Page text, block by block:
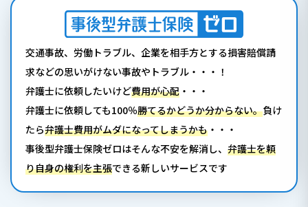
交通事故、労働トラブル、企業を相手方とする損害賠償請
求などの思いがけない事故やトラブル・・・！
弁護士に依頼したいけど費用が心配 ・・・
弁護士に依頼しても100％勝てるかどうか分からない。負け
たら弁護士費用がムダになってしまうかも ・・・
事後型弁護士保険ゼロはそんな不安を解消し、 弁護士を頼
り自身の権利を主張できる新しいサービスです